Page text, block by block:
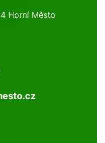
Horní Město